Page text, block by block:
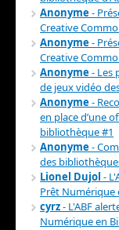
Anonyme-
Creative
Anonyme-
Creative
Anonyme- Les
de jeux vidéo
Anonyme-
en place d’une
bibliothèque #1
Anonyme-
des
Lionel Dujol -
Prêt Numérique
cyrz- L'ABF
Numérique en